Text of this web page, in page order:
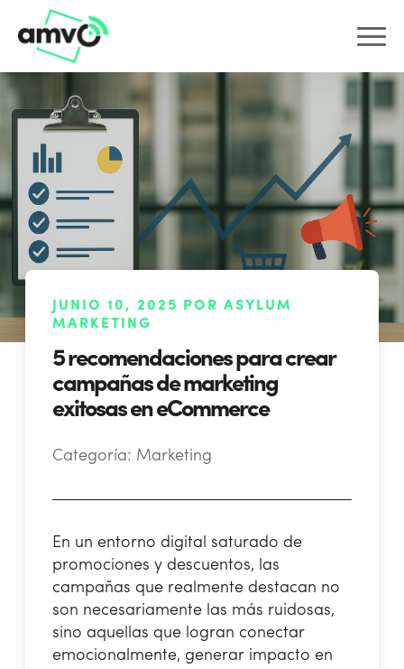
JUNIO 10, 2025 POR ASYLUM
MARKETING
5 recomendaciones para crear
campañas de marketing
exitosas en eCommerce
Categoría: Marketing
En un entorno digital saturado de
promociones y descuentos, las
campañas que realmente destacan no
son necesariamente las más ruidosas,
sino aquellas que logran conectar
emocionalmente, generar impacto en